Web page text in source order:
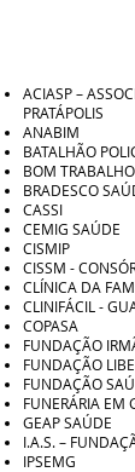
ACIASP –
PRATÁPOLIS
ANABIM
BATALHÃO
BOM TRABALHO
BRADESCO
CASSI
CEMIG SAÚDE
CISMIP
CISSM -
CLÍNICA DA
CLINIFÁCIL -
COPASA
FUNDAÇÃO
FUNDAÇÃO
FUNDAÇÃO
FUNERÁRIA EM
GEAP SAÚDE
I.A.S. –
IPSEMG